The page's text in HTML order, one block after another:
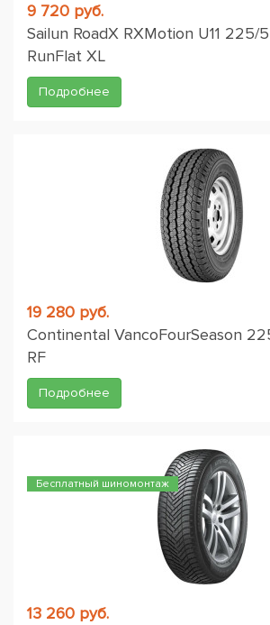
9 720 руб.
Sailun RoadX RXMotion U11 225/
RunFlat XL
Подробнее
19 280 руб.
Continental VancoFourSeason
RF
Подробнее
Бесплатный шиномонтаж
13 260 руб.